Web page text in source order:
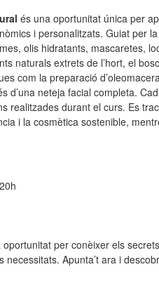
és una oportunitat única per
i personalitzats. Guiat per
olis hidratants, mascaretes,
naturals extrets de l’hort, el
com la preparació
d’una neteja facial completa.
realitzades durant el curs. Es
i la cosmètica sostenible,
per conèixer els
necessitats. Apunta’t ara i